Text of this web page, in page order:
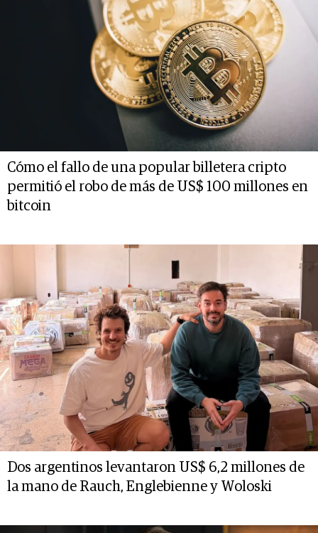
Cómo el fallo de una popular billetera cripto
permitió el robo de más de US$ 100 millones en
bitcoin
Dos argentinos levantaron US$ 6,2 millones de
la mano de Rauch, Englebienne y Woloski